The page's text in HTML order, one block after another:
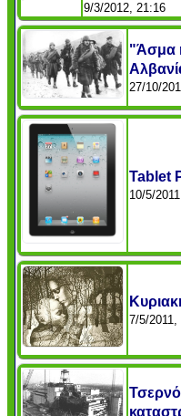
9/3/2012, 21:16
"Άσμα
27/10/
Tablet
10/5/
7/5/2011,